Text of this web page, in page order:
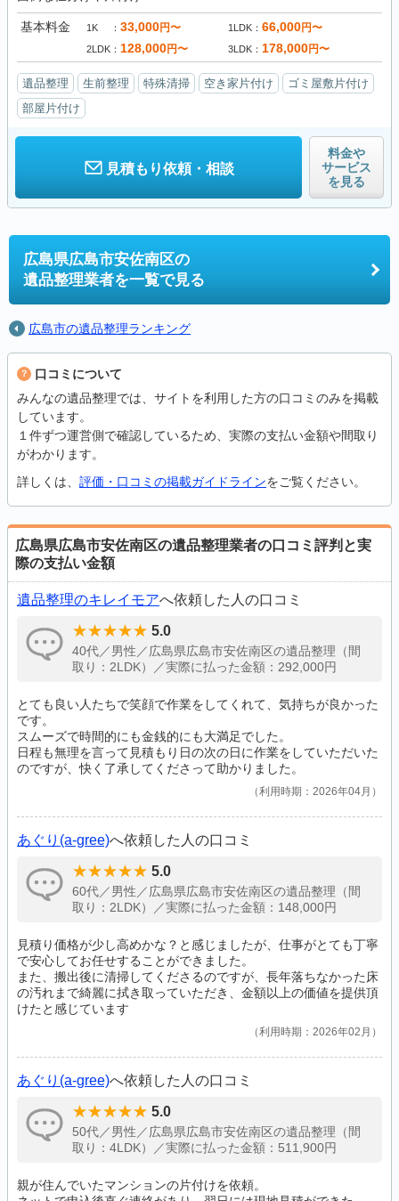
基本料金 1K 33,000円〜 1LDK 66,000円〜
2LDK 128,000円〜 3LDK 178,000円〜
遺品整理 生前整理 特殊清掃 空き家片付け
ゴミ屋敷片付け
部屋片付け
見積もり依頼・相談
料金や
サービス
を見る
広島県広島市安佐南区の
遺品整理業者を一覧で見る
広島市の遺品整理ランキング
口コミについて
みんなの遺品整理では、サイトを利用した方の口コミのみを掲載
しています。
１件ずつ運営側で確認しているため、実際の支払い金額や間取り
がわかります。
詳しくは、 評価・口コミの掲載ガイドラインをご覧ください。
広島県広島市安佐南区の遺品整理業者の口コミ評判と実
際の支払い金額
遺品整理のキレイモアへ依頼した人の口コミ
5.0
40代／男性／広島県広島市安佐南区の遺品整理（間
取り：2LDK）／実際に払った金額：292,000円
とても良い人たちで笑顔で作業をしてくれて、気持ちが良かった
です。
スムーズで時間的にも金銭的にも大満足でした。
日程も無理を言って見積もり日の次の日に作業をしていただいた
のですが、快く了承してくださって助かりました。
利用時期：2026年04月
あぐり(a-gree)へ依頼した人の口コミ
5.0
60代／男性／広島県広島市安佐南区の遺品整理（間
取り：2LDK）／実際に払った金額：148,000円
見積り価格が少し高めかな？と感じましたが、仕事がとても丁寧
で安心してお任せすることができました。
また、搬出後に清掃してくださるのですが、長年落ちなかった床
の汚れまで綺麗に拭き取っていただき、金額以上の価値を提供頂
けたと感じています
利用時期：2026年02月
あぐり(a-gree)へ依頼した人の口コミ
5.0
50代／男性／広島県広島市安佐南区の遺品整理（間
取り：4LDK）／実際に払った金額：511,900円
親が住んでいたマンションの片付けを依頼。